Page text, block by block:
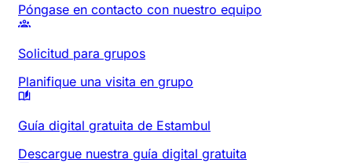
Póngase en contacto con nuestro equipo
Solicitud para grupos
Planifique una visita en grupo
Guía digital gratuita de Estambul
Descargue nuestra guía digital gratuita